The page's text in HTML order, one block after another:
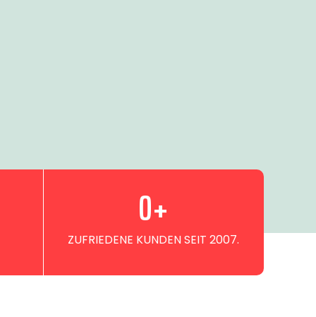
ZUFRIEDENE KUNDEN SEIT 2007.
0+